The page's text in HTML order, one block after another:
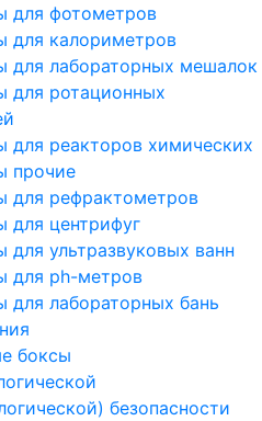
для фотометров
для калориметров
для лабораторных мешалок
для ротационных
для реакторов химических
прочие
для рефрактометров
для центрифуг
для ультразвуковых ванн
для ph-метров
для лабораторных бань
боксы
безопасности